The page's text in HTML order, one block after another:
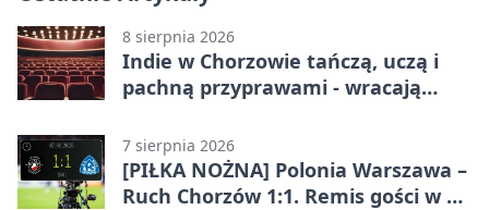
8 sierpnia 2026
Indie w Chorzowie tańczą, uczą i
pachną przyprawami - wracają
7 sierpnia 2026
[PIŁKA NOŻNA] Polonia Warszawa –
Ruch Chorzów 1:1. Remis gości w 3.